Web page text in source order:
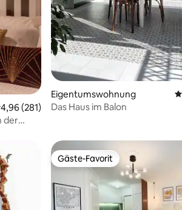
Bewertung: 4,96 von 5,
4,96 (281)
der
Eigentumswohnung
Das Haus im Balon
Gäste-Favorit
Gäste-Favorit